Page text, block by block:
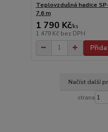
Teplovzdušná hadice
7.6 m
1 790 Kč/ks
1 479 Kč bez DPH
Načíst další
strana